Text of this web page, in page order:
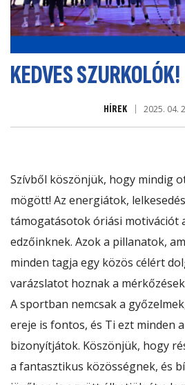
KEDVES SZURKOLÓK!
HÍREK 2025. 04.
Szívből köszönjük, hogy mindig
mögött! Az energiátok,
támogatásotok óriási motivációt
edzőinknek. Azok a pillanatok,
minden tagja egy közös célért
varázslatot hoznak a
A sportban nemcsak a
ereje is fontos, és Ti ezt minden
bizonyítjátok. Köszönjük, hogy
a fantasztikus közösségnek, és